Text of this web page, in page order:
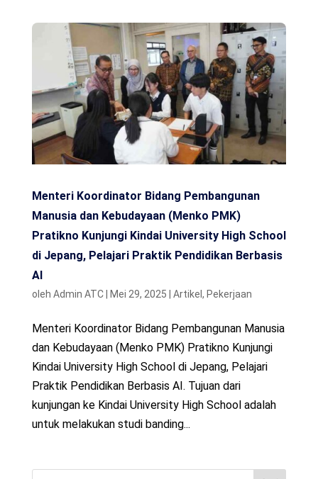
Menteri Koordinator Bidang Pembangunan
Manusia dan Kebudayaan (Menko PMK)
Pratikno Kunjungi Kindai University High School
di Jepang, Pelajari Praktik Pendidikan Berbasis
AI
oleh Admin ATC| Mei 29, 2025 Artikel , Pekerjaan
Menteri Koordinator Bidang Pembangunan Manusia
dan Kebudayaan (Menko PMK) Pratikno Kunjungi
Kindai University High School di Jepang, Pelajari
Praktik Pendidikan Berbasis AI. Tujuan dari
kunjungan ke Kindai University High School adalah
untuk melakukan studi banding...